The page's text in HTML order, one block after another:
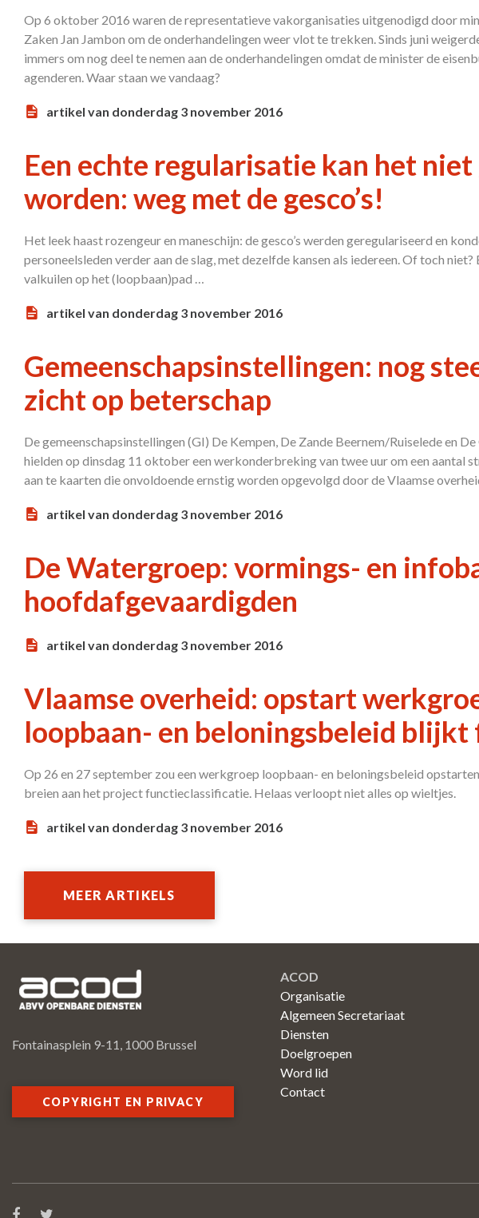
Op 6 oktober 2016 waren de representatieve vakorganisaties uitgenodigd door
Zaken Jan Jambon om de onderhandelingen weer vlot te trekken. Sinds juni
immers om nog deel te nemen aan de onderhandelingen omdat de minister de
agenderen. Waar staan we vandaag?
artikel van donderdag 3 november 2016
Een echte regularisatie kan het niet
worden: weg met de gesco’s!
Het leek haast rozengeur en maneschijn: de gesco’s werden geregulariseerd en
personeelsleden verder aan de slag, met dezelfde kansen als iedereen. Of toch niet?
valkuilen op het (loopbaan)pad …
artikel van donderdag 3 november 2016
Gemeenschapsinstellingen: nog
zicht op beterschap
De gemeenschapsinstellingen (GI) De Kempen, De Zande Beernem/Ruiselede en
hielden op dinsdag 11 oktober een werkonderbreking van twee uur om een aantal
aan te kaarten die onvoldoende ernstig worden opgevolgd door de Vlaamse
artikel van donderdag 3 november 2016
De Watergroep: vormings- en
hoofdafgevaardigden
artikel van donderdag 3 november 2016
Vlaamse overheid: opstart
loopbaan- en beloningsbeleid blijkt
Op 26 en 27 september zou een werkgroep loopbaan- en beloningsbeleid
breien aan het project functieclassificatie. Helaas verloopt niet alles op wieltjes.
artikel van donderdag 3 november 2016
MEER ARTIKELS
Fontainasplein 9-11, 1000 Brussel
COPYRIGHT EN PRIVACY
ACOD
Organisatie
Algemeen Secretariaat
Diensten
Doelgroepen
Word lid
Contact